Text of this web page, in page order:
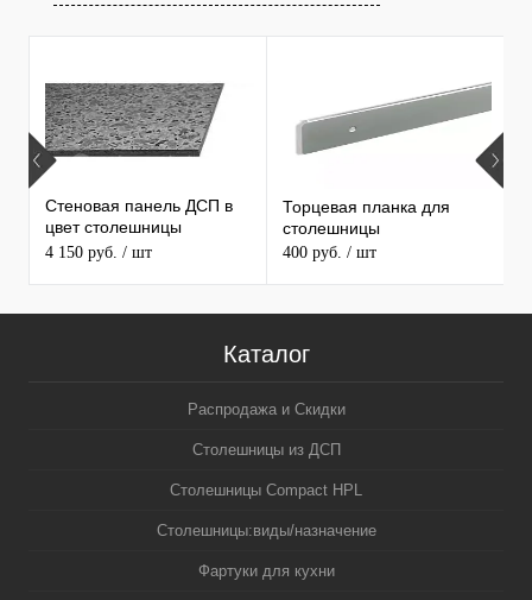
ПРОДАВАЕМЫЕ ТОВАРЫ
Стеновая панель ДСП в
цвет столешницы
MAERSS
4 150 руб. / шт
Торцевая планка для
столешницы
400 руб. / шт
Каталог
Распродажа и Скидки
Столешницы из ДСП
Столешницы Compact HPL
Столешницы:виды/назначение
Фартуки для кухни